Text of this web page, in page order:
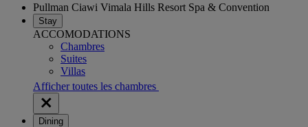
Pullman Ciawi Vimala Hills Resort Spa & Convention
Stay
ACCOMODATIONS
Chambres
Suites
Villas
Afficher toutes les chambres
Dining